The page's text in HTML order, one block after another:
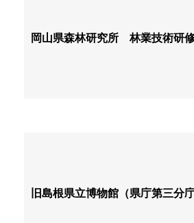
岡山県森林研究所 林業技術研
旧島根県立博物館（県庁第三分庁